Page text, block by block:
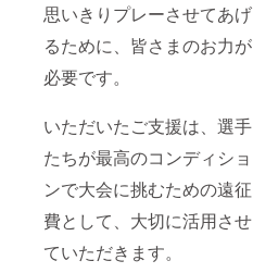
思いきりプレーさせてあげ
るために、皆さまのお力が
必要です。
いただいたご支援は、選手
たちが最高のコンディショ
ンで大会に挑むための遠征
費として、大切に活用させ
ていただきます。